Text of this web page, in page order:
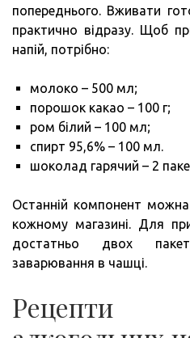
попереднього. Вживати
практично відразу. Щоб
напій, потрібно:
молоко – 500 мл;
порошок какао – 100 г;
ром білий – 100 мл;
спирт 95,6% – 100 мл.
шоколад гарячий – 2
Останній компонент
кожному магазині. Для
достатньо двох
заварювання в чашці.
Рецепти